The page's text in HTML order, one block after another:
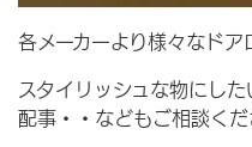
各メーカーより様々なドア
スタイリッシュな物にし
配事・・などもご相談くだ